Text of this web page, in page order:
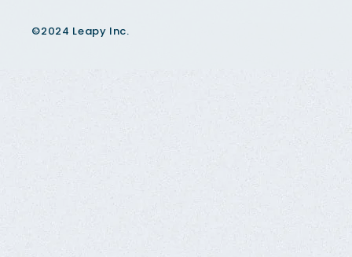
©2024 Leapy Inc.